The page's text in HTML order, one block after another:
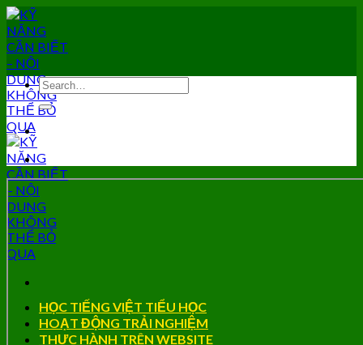
Skip
to
content
HỌC TIẾNG VIỆT TIỂU HỌC
HOẠT ĐỘNG TRẢI NGHIỆM
THỰC HÀNH TRÊN WEBSITE